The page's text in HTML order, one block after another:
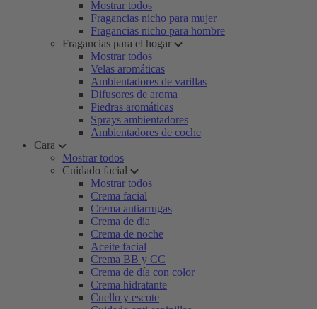
Mostrar todos
Fragancias nicho para mujer
Fragancias nicho para hombre
Fragancias para el hogar
Mostrar todos
Velas aromáticas
Ambientadores de varillas
Difusores de aroma
Piedras aromáticas
Sprays ambientadores
Ambientadores de coche
Cara
Mostrar todos
Cuidado facial
Mostrar todos
Crema facial
Crema antiarrugas
Crema de día
Crema de noche
Aceite facial
Crema BB y CC
Crema de día con color
Crema hidratante
Cuello y escote